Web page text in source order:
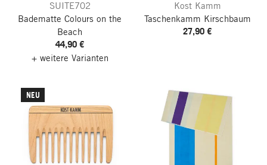
SUITE702
Badematte Colours on the
Beach
44,90 €
+ weitere Varianten
Kost Kamm
Taschenkamm Kirschbaum
27,90 €
NEU